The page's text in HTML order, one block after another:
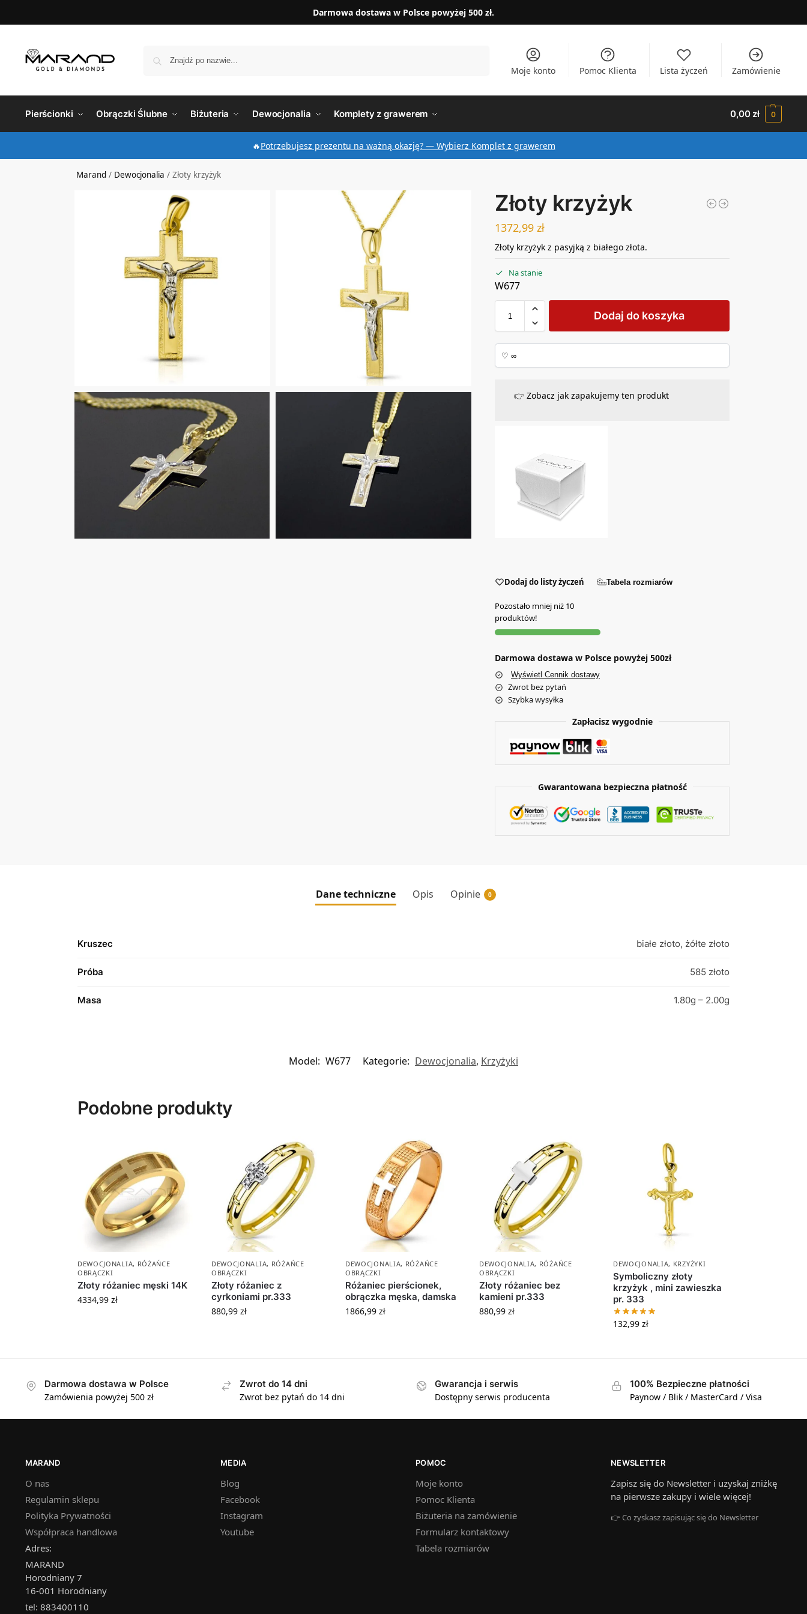
Darmowa dostawa w Polsce powyżej 500 zł.
Moje konto Pomoc Klienta Lista życzeń Zamówienie
Pierścionki Obrączki Ślubne Biżuteria Dewocjonalia Komplety z grawerem 0,00zł 0
🔥Potrzebujesz prezentu na ważną okazję? — Wybierz Komplet z grawerem
Marand / Dewocjonalia /Złoty krzyżyk
Złoty krzyżyk
1372,99 zł
Złoty krzyżyk z pasyjką z białego złota.
Na stanie
W677
Dodaj do koszyka
👉 Zobacz jak zapakujemy ten produkt
Dodaj do listy życzeń Tabela rozmiarów
Pozostało mniej niż 10
produktów!
Darmowa dostawa w Polsce powyżej 500zł
Wyświetl Cennik dostawy
Zwrot bez pytań
Szybka wysyłka
Zapłacisz wygodnie
Gwarantowana bezpieczna płatność
Dane techniczne Opis Opinie 0
Kruszec białe złoto, żółte złoto
Próba 585 złoto
Masa 1.80g – 2.00g
Model: W677 Kategorie: Dewocjonalia, Krzyżyki
Podobne produkty
DEWOCJONALIA, RÓŻAŃCE
OBRĄCZKI
Złoty różaniec męski 14K
4334,99 zł
DEWOCJONALIA, RÓŻAŃCE
OBRĄCZKI
Złoty różaniec z
cyrkoniami pr.333
880,99 zł
DEWOCJONALIA, RÓŻAŃCE
OBRĄCZKI
Różaniec pierścionek,
obrączka męska, damska
1866,99 zł
DEWOCJONALIA, RÓŻAŃCE
OBRĄCZKI
Złoty różaniec bez
kamieni pr.333
880,99 zł
DEWOCJONALIA, KRZYŻYKI
Symboliczny złoty
krzyżyk , mini zawieszka
pr. 333
132,99 zł
Darmowa dostawa w Polsce
Zamówienia powyżej 500 zł
Zwrot do 14 dni
Zwrot bez pytań do 14 dni
Gwarancja i serwis
Dostępny serwis producenta
100% Bezpieczne płatności
Paynow / Blik / MasterCard / Visa
MARAND
O nas
Regulamin sklepu
Polityka Prywatności
Współpraca handlowa
Adres:
MARAND
Horodniany 7
16-001 Horodniany
tel: 883400110
MEDIA
Blog
Facebook
Instagram
Youtube
POMOC
Moje konto
Pomoc Klienta
Biżuteria na zamówienie
Formularz kontaktowy
Tabela rozmiarów
NEWSLETTER
Zapisz się do Newsletter i uzyskaj zniżkę
na pierwsze zakupy i wiele więcej!
👉 Co zyskasz zapisując się do Newsletter